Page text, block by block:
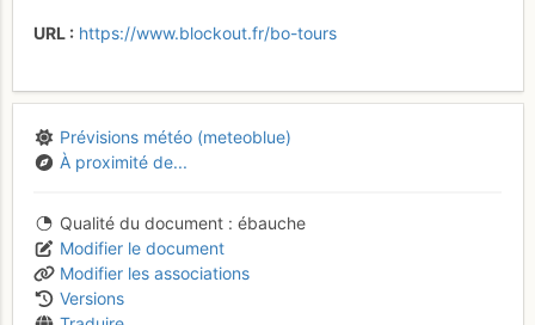
URL https://www.blockout.fr/bo-tours
Prévisions météo (meteoblue)
À proximité de...
Qualité du document
ébauche
Modifier le document
Modifier les associations
Versions